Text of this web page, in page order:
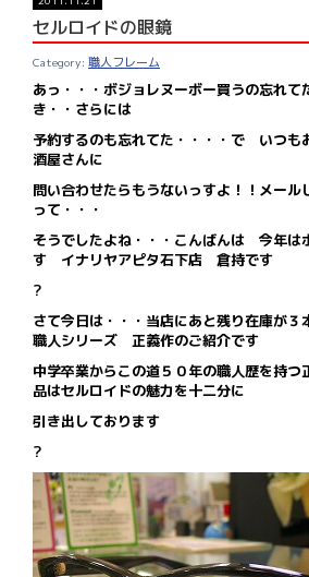
職人フレーム
セルロイドの眼鏡
あっ・・・ボジョレヌーボー買うの忘れて
き・・さらには
予約するのも忘れてた・・・・で いつも
酒屋さんに
問い合わせたらもうないっすよ！！メール
って・・・
そうでしたよね・・・こんばんは 今年は
す イナリヤアピタ石下店 倉持です
?
さて今日は・・・当店にあと残り在庫が３
職人シリーズ 正義作のご紹介です
中学卒業からこの道５０年の職人歴を持つ
品はセルロイドの魅力を十二分に
引き出しております
?